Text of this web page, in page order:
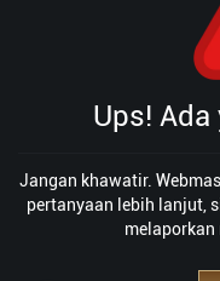
Ups! Ada
Jangan khawatir.
pertanyaan lebih lanjut,
melaporkan